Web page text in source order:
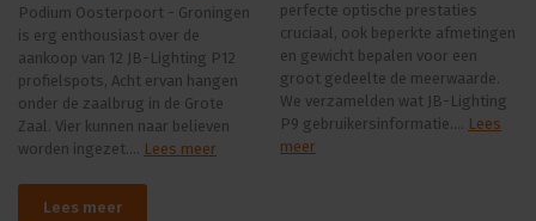
Podium Oosterpoort - Groningen
is erg enthousiast over de
aankoop van 12 JB-Lighting P12
profielspots, Acht ervan hangen
onder de zaalbrug in de Grote
Zaal. Vier kunnen naar believen
worden ingezet.... Lees meer
perfecte optische prestaties
cruciaal, ook beperkte afmetingen
en gewicht bepalen voor een
groot gedeelte de meerwaarde.
We verzamelden wat JB-Lighting
P9 gebruikersinformatie.... Lees
meer
Lees meer